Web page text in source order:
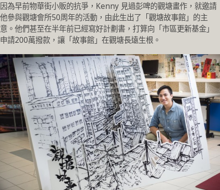
因為早前物華街小販的抗爭，Kenny 見過彭啤的觀塘畫作，就邀請
他參與觀塘會所50周年的活動，由此生出了「觀塘故事館」的主
意。他們甚至在半年前已經寫好計劃書，打算向「市區更新基金」
申請200萬撥款，讓「故事館」在觀塘長遠生根。